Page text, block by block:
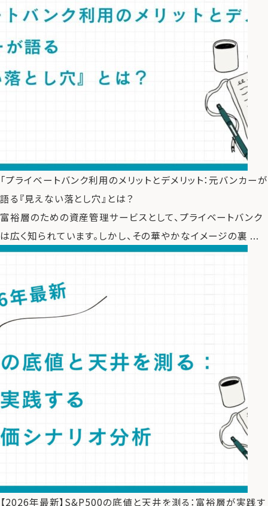
「プライベートバンク利用のメリットとデメリット：元バンカーが
語る『見えない落とし穴』とは？
富裕層のための資産管理サービスとして、プライベートバンク
は広く知られています。しかし、その華やかなイメージの裏 ...
【2026年最新】S&P500の底値と天井を測る：富裕層が実践す